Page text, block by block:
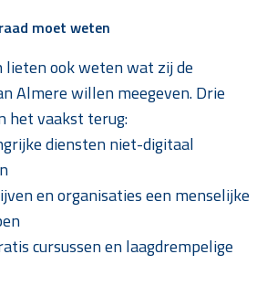
moet weten
lieten ook weten wat zij de
Almere willen meegeven. Drie
het vaakst terug:
diensten niet-digitaal
en organisaties een menselijke
cursussen en laagdrempelige